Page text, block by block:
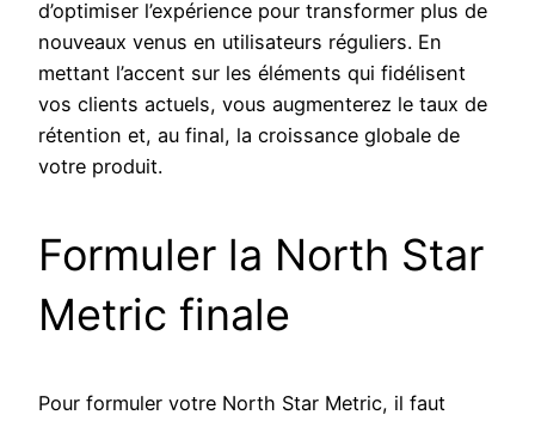
d’optimiser l’expérience pour transformer plus de
nouveaux venus en utilisateurs réguliers. En
mettant l’accent sur les éléments qui fidélisent
vos clients actuels, vous augmenterez le taux de
rétention et, au final, la croissance globale de
votre produit.
Formuler la North Star
Metric finale
Pour formuler votre North Star Metric, il faut